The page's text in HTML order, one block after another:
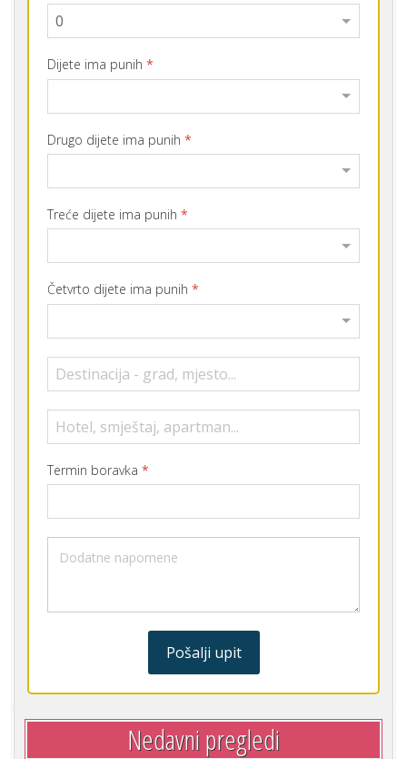
Dijete ima punih *
Drugo dijete ima punih *
Treće dijete ima punih *
Četvrto dijete ima punih *
Termin boravka *
Pošalji upit
Nedavni pregledi